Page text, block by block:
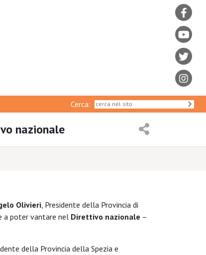
Cerca:
nazionale
Olivieri, Presidente della Provincia di
a poter vantare nel Direttivo nazionale –
della Provincia della Spezia e